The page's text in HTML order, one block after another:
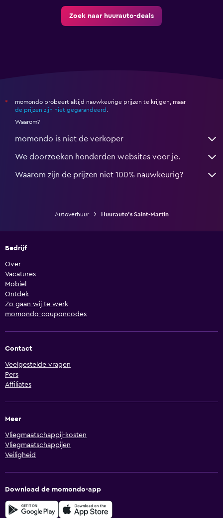
Zoek naar huurauto-deals
*
momondo probeert altijd nauwkeurige prijzen te krijgen, maar
de prijzen zijn niet gegarandeerd .
Waarom?
momondo is niet de verkoper
We doorzoeken honderden websites voor je.
Waarom zijn de prijzen niet 100% nauwkeurig?
Autoverhuur Huurauto's Saint-Martin
Bedrijf
Over
Vacatures
Mobiel
Ontdek
Zo gaan wij te werk
momondo-couponcodes
Contact
Veelgestelde vragen
Pers
Affiliates
Meer
Vliegmaatschappij-kosten
Vliegmaatschappijen
Veiligheid
Download de momondo-app